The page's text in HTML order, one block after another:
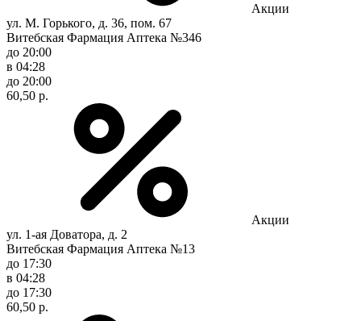
Акции
ул. М. Горького, д. 36, пом. 67
Витебская Фармация Аптека №346
до 20:00
в 04:28
до 20:00
60,50 р.
Акции
ул. 1-ая Доватора, д. 2
Витебская Фармация Аптека №13
до 17:30
в 04:28
до 17:30
60,50 р.